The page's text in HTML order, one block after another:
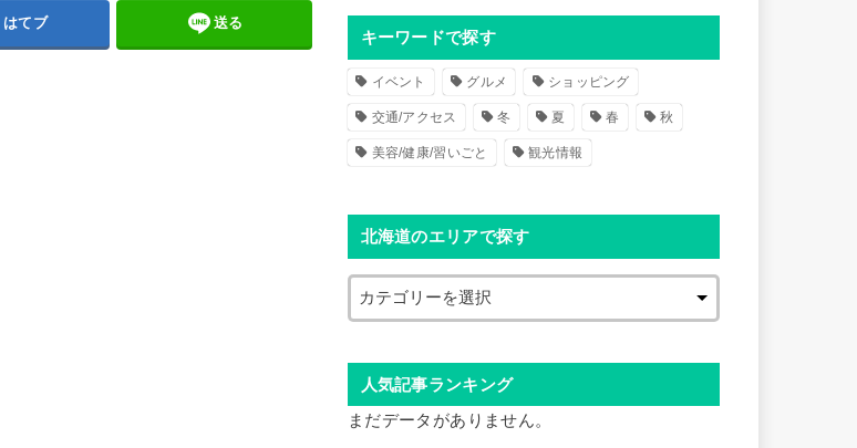
はてブ 送る
キーワードで探す
イベント グルメ ショッピング
交通/アクセス 冬 夏 春 秋
美容/健康/習いごと 観光情報
北海道のエリアで探す
人気記事ランキング
まだデータがありません。